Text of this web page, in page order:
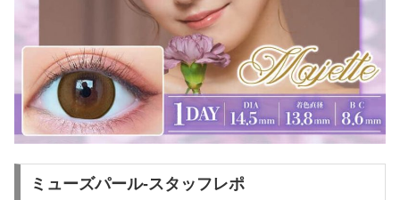
ミューズパール-スタッフレポ